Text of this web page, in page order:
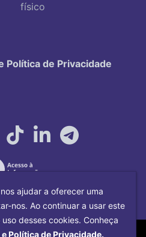
físico
Política de Privacidade
Universidade Federal
ajudar a oferecer uma
nos. Ao continuar a usar este
desses cookies. Conheça
Política de Privacidade.